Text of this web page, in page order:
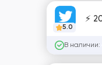
5.0
⚡
В наличии: